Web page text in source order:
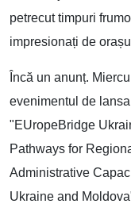
petrecut timpuri
impresionați de
Încă un anunț.
evenimentul de
"EUropeBridge
Pathways for
Administrative
Ukraine and